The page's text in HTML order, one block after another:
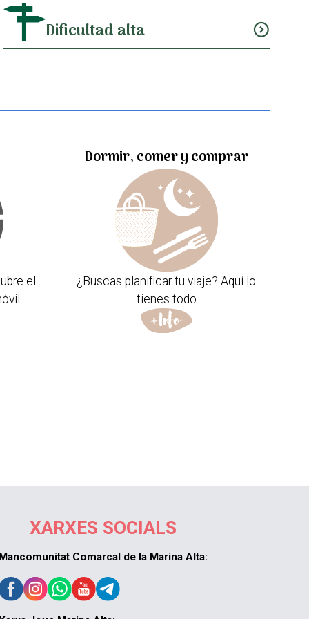
Dificultad alta expand_circle_down
el
Dormir, comer y comprar
¿Buscas planificar tu viaje? Aquí lo
tienes todo
XARXES SOCIALS
Mancomunitat Comarcal de la Marina Alta: